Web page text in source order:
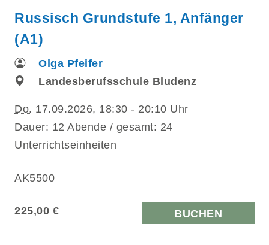
Russisch Grundstufe 1, Anfänger
(A1)
Olga Pfeifer
Landesberufsschule Bludenz
Do. 17.09.2026, 18:30 - 20:10 Uhr
Dauer: 12 Abende / gesamt: 24
Unterrichtseinheiten
AK5500
225,00 € BUCHEN